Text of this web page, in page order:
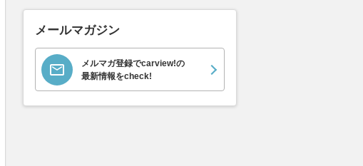
メールマガジン
メルマガ登録でcarview!の
最新情報をcheck!